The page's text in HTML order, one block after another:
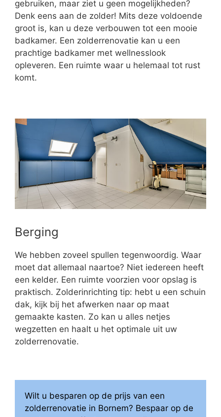
gebruiken, maar ziet u geen mogelijkheden?
Denk eens aan de zolder! Mits deze voldoende
groot is, kan u deze verbouwen tot een mooie
badkamer. Een zolderrenovatie kan u een
prachtige badkamer met wellnesslook
opleveren. Een ruimte waar u helemaal tot rust
komt.
Berging
We hebben zoveel spullen tegenwoordig. Waar
moet dat allemaal naartoe? Niet iedereen heeft
een kelder. Een ruimte voorzien voor opslag is
praktisch. Zolderinrichting tip: hebt u een schuin
dak, kijk bij het afwerken naar op maat
gemaakte kasten. Zo kan u alles netjes
wegzetten en haalt u het optimale uit uw
zolderrenovatie.
Wilt u besparen op de prijs van een
zolderrenovatie in Bornem? Bespaar op de